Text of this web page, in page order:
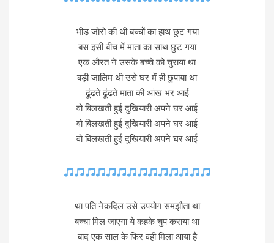
भीड जोरो की थी बच्चों का हाथ छुट गया
बस इसी बीच में माता का साथ छुट गया
एक औरत ने उसके बच्चे को चुराया था
बड़ी ज़ालिम थी उसे घर में ही छुपाया था
ढूंढते ढूंढते माता की आंख भर आई
वो बिलखती हुई दुखियारी अपने घर आई
वो बिलखती हुई दुखियारी अपने घर आई
वो बिलखती हुई दुखियारी अपने घर आई
था पति नेकदिल उसे उपयोग समझौता था
बच्चा मिल जाएगा ये कहके चुप कराया था
बाद एक साल के फिर वही मिला आया है